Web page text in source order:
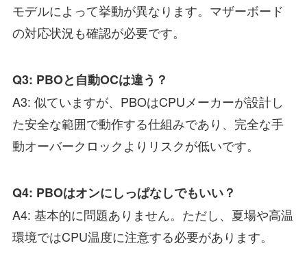
モデルによって挙動が異なります。マザーボード
の対応状況も確認が必要です。
Q3: PBOと自動OCは違う？
A3: 似ていますが、PBOはCPUメーカーが設計し
た安全な範囲で動作する仕組みであり、完全な手
動オーバークロックよりリスクが低いです。
Q4: PBOはオンにしっぱなしでもいい？
A4: 基本的に問題ありません。ただし、夏場や高温
環境ではCPU温度に注意する必要があります。